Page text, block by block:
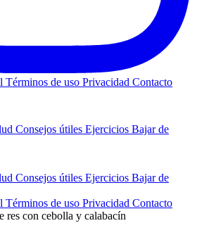
Términos de uso Privacidad Contacto
Consejos útiles Ejercicios Bajar de
Consejos útiles Ejercicios Bajar de
Términos de uso Privacidad Contacto
res con cebolla y calabacín